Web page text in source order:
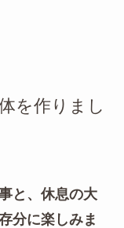
を作りまし
と、休息の大
分に楽しみま